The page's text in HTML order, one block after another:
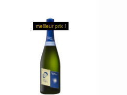
élaborée à
partir de Pinot
Meunier. Ce
blanc de noir
séduira par sa
fraîcheur et
son élégance.
meilleur prix !